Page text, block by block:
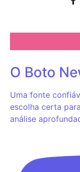
O Boto
Uma fonte
escolha certa
análise